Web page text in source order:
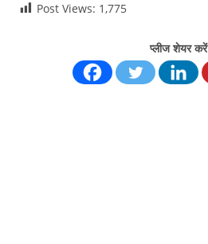
Post Views: 1,775
प्लीज शेयर करें